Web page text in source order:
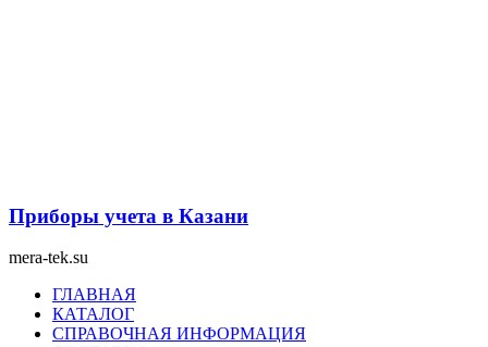
Приборы учета в Казани
mera-tek.su
МенюГЛАВНАЯ
КАТАЛОГ
СПРАВОЧНАЯ ИНФОРМАЦИЯ